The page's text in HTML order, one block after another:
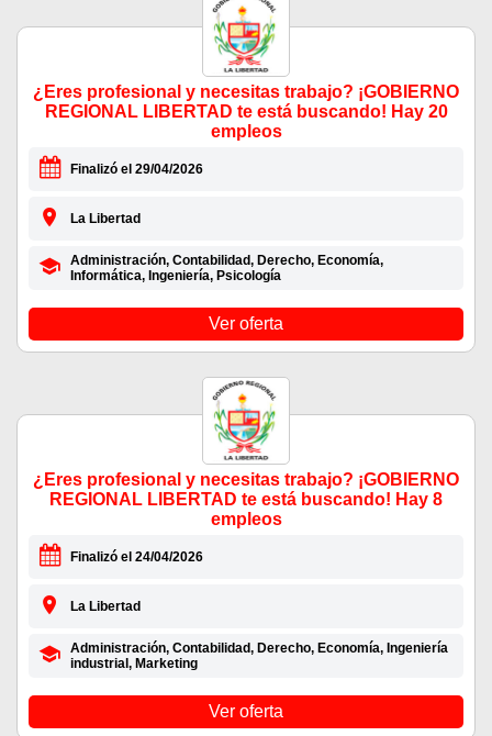
¿Eres profesional y necesitas trabajo? ¡GOBIERNO
REGIONAL LIBERTAD te está buscando! Hay 20
empleos
Finalizó el 29/04/2026
La Libertad
Administración, Contabilidad, Derecho, Economía,
Informática, Ingeniería, Psicología
Ver oferta
¿Eres profesional y necesitas trabajo? ¡GOBIERNO
REGIONAL LIBERTAD te está buscando! Hay 8
empleos
Finalizó el 24/04/2026
La Libertad
Administración, Contabilidad, Derecho, Economía, Ingeniería
industrial, Marketing
Ver oferta